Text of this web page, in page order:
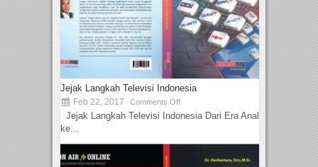
Jejak Langkah Televisi Indonesia
Feb 22, 2017 Comments Off
Jejak Langkah Televisi Indonesia Dari Era Analog
ke...